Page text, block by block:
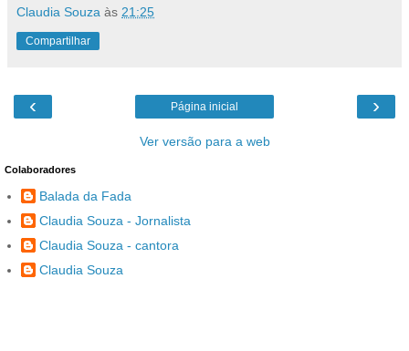
Claudia Souza às 21:25
Compartilhar
‹ ›
Página inicial
Ver versão para a web
Colaboradores
Balada da Fada
Claudia Souza - Jornalista
Claudia Souza - cantora
Claudia Souza